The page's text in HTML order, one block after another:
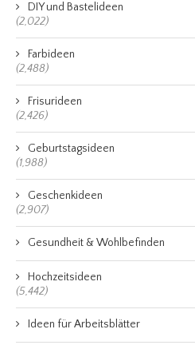
DIY und Bastelideen
(2,022)
Farbideen
(2,488)
Frisurideen
(2,426)
Geburtstagsideen
(1,988)
Geschenkideen
(2,907)
Gesundheit & Wohlbefinden
Hochzeitsideen
(5,442)
Ideen für Arbeitsblätter